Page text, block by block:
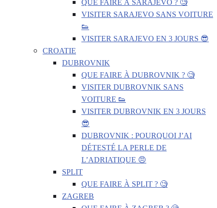
QUE FAIRE À SARAJEVO ? 🧐
VISITER SARAJEVO SANS VOITURE
👟
VISITER SARAJEVO EN 3 JOURS 😎
CROATIE
DUBROVNIK
QUE FAIRE À DUBROVNIK ? 🧐
VISITER DUBROVNIK SANS
VOITURE 👟
VISITER DUBROVNIK EN 3 JOURS
😎
DUBROVNIK : POURQUOI J’AI
DÉTESTÉ LA PERLE DE
L’ADRIATIQUE 😠
SPLIT
QUE FAIRE À SPLIT ? 🧐
ZAGREB